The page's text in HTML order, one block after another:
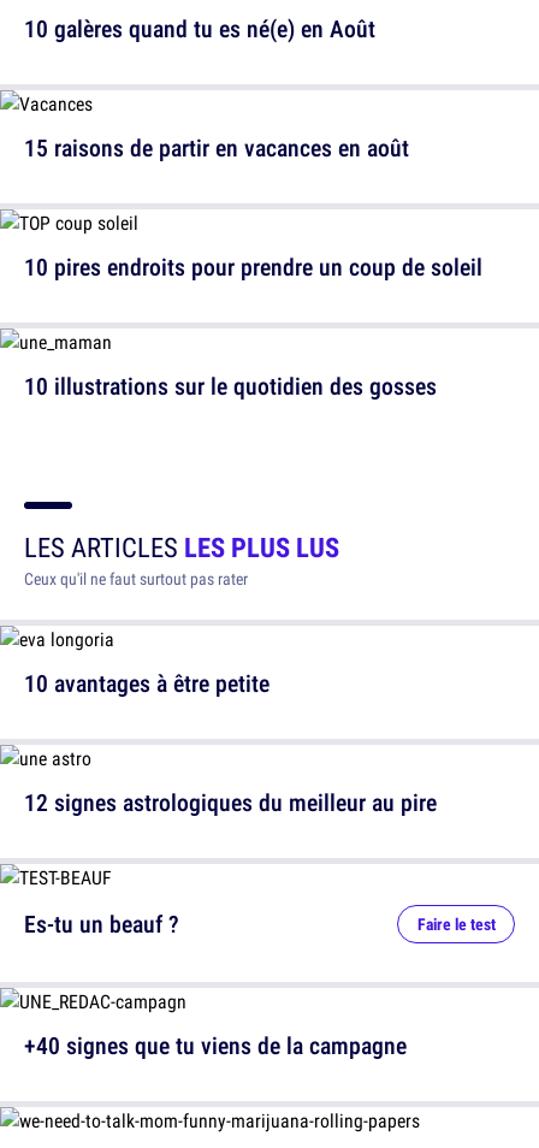
10 galères quand tu es né(e) en Août
10 pires endroits pour prendre un coup de soleil
15 raisons de partir en vacances en août
10 illustrations sur le quotidien des gosses
LES ARTICLES LES PLUS LUS
Ceux qu'il ne faut surtout pas rater
10 avantages à être petite
12 signes astrologiques du meilleur au pire
Es-tu un beauf ? Faire le test
+40 signes que tu viens de la campagne